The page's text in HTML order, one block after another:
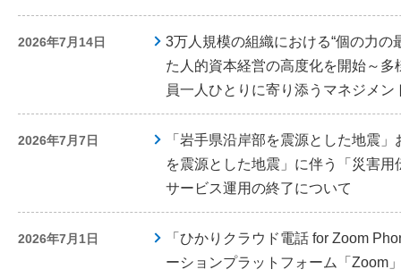
2026年7月14日
3万人規模の組織における“個の力の
た人的資本経営の高度化を開始～
員一人ひとりに寄り添うマネジメン
2026年7月7日
「岩手県沿岸部を震源とした地震
を震源とした地震」に伴う「災害
サービス運用の終了について
2026年7月1日
「ひかりクラウド電話 for Zoom
ーションプラットフォーム「Zoom